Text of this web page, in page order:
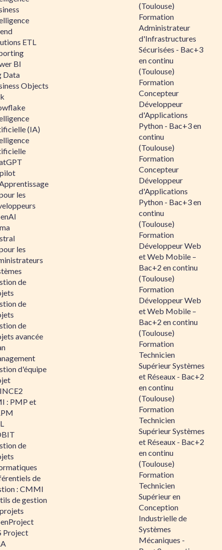
ETL
BI
Data
Objects
(IA)
les
les
de
de
de
avancée
d'équipe
: PMP et
de
de
: CMMI
de gestion
Project
(Toulouse)
Formation
Administrateur
d'Infrastructures
Sécurisées - Bac+3
en continu
(Toulouse)
Formation
Concepteur
Développeur
d'Applications
Python - Bac+3 en
continu
(Toulouse)
Formation
Concepteur
Développeur
d'Applications
Python - Bac+3 en
continu
(Toulouse)
Formation
Développeur Web
et Web Mobile –
Bac+2 en continu
(Toulouse)
Formation
Développeur Web
et Web Mobile –
Bac+2 en continu
(Toulouse)
Formation
Technicien
Supérieur Systèmes
et Réseaux - Bac+2
en continu
(Toulouse)
Formation
Technicien
Supérieur Systèmes
et Réseaux - Bac+2
en continu
(Toulouse)
Formation
Technicien
Supérieur en
Conception
Industrielle de
Systèmes
Mécaniques -